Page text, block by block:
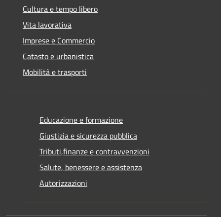
Cultura e tempo libero
Vita lavorativa
Imprese e Commercio
Catasto e urbanistica
Mobilità e trasporti
Educazione e formazione
Giustizia e sicurezza pubblica
Tributi,finanze e contravvenzioni
Salute, benessere e assistenza
Autorizzazioni